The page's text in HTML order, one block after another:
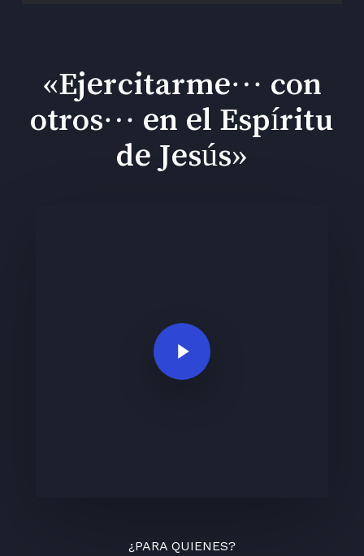
«Ejercitarme… con
otros… en el Espíritu
de Jesús»
Play Video
¿PARA QUIENES?